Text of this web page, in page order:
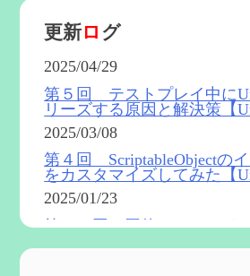
更新ロ グ
2025/04/29
第５回 テストプレイ中に
リーズする原因と解決策【
2025/03/08
第４回 ScriptableObjectの
をカスタマイズしてみた【
2025/01/23
第５４回 召使(アルレッキ